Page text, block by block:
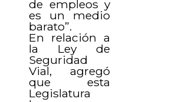
de empleos y
es un medio
barato”.
En relación a
la Ley de
Seguridad
Vial, agregó
que esta
Legislatura